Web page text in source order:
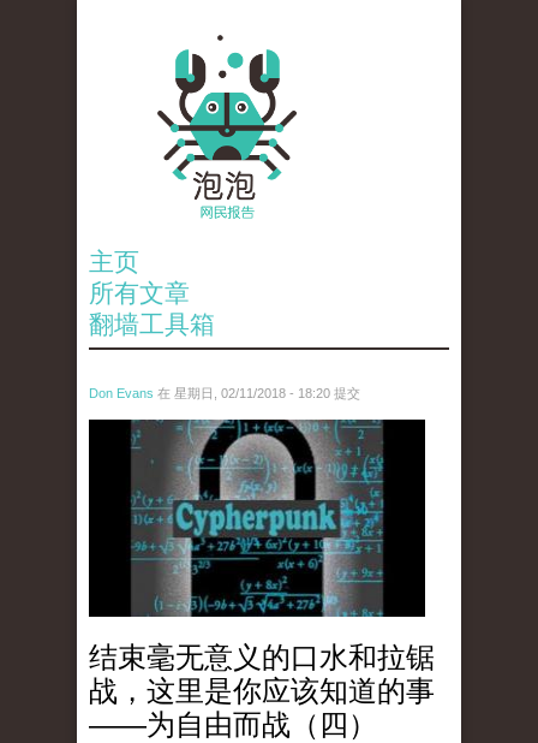
主页
所有文章
翻墙工具箱
Don Evans 在 星期日, 02/11/2018 - 18:20 提交
wechatimg1424.jpeg
结束毫无意义的口水和拉锯
战，这里是你应该知道的事
——为自由而战（四）